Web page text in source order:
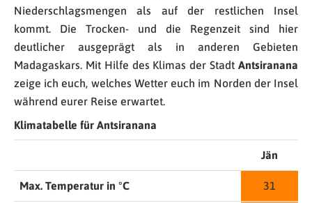
Niederschlagsmengen als auf der restlichen Insel
kommt. Die Trocken- und die Regenzeit sind hier
deutlicher ausgeprägt als in anderen Gebieten
Madagaskars. Mit Hilfe des Klimas der Stadt Antsiranana
zeige ich euch, welches Wetter euch im Norden der Insel
während eurer Reise erwartet.
Klimatabelle für Antsiranana
Jän
Max. Temperatur in °C 31